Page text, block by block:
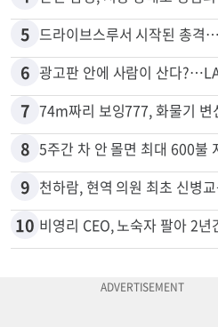
5 드라이브스루서 시작된 총격
6 광고판 안에 사람이 산다
7
8 5주간 차 안 몰면 최대 600불
9
10 비영리 CEO, 노숙자 팔아 2년